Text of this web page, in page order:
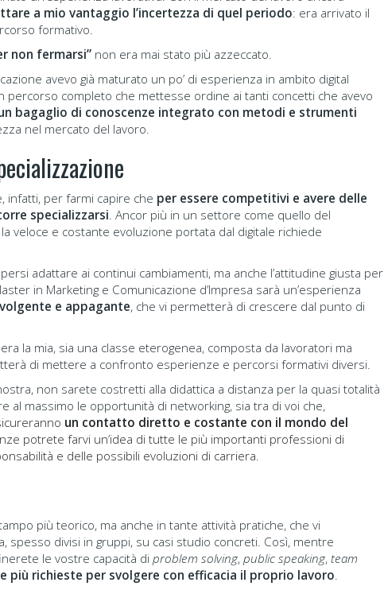
a mio vantaggio l’incertezza di quel periodo: era arrivato il
formativo.
non fermarsi” non era mai stato più azzeccato.
avevo già maturato un po’ di esperienza in ambito digital
percorso completo che mettesse ordine ai tanti concetti che avevo
bagaglio di conoscenze integrato con metodi e strumenti
nel mercato del lavoro.
infatti, per farmi capire che per essere competitivi e avere delle
specializzarsi . Ancor più in un settore come quello del
veloce e costante evoluzione portata dal digitale richiede
adattare ai continui cambiamenti, ma anche l’attitudine giusta per
in Marketing e Comunicazione d’Impresa sarà un’esperienza
e appagante, che vi permetterà di crescere dal punto di
la mia, sia una classe eterogenea, composta da lavoratori ma
di mettere a confronto esperienze e percorsi formativi diversi.
non sarete costretti alla didattica a distanza per la quasi totalità
al massimo le opportunità di networking, sia tra di voi che,
un contatto diretto e costante con il mondo del
potrete farvi un’idea di tutte le più importanti professioni di
e delle possibili evoluzioni di carriera.
più teorico, ma anche in tante attività pratiche, che vi
spesso divisi in gruppi, su casi studio concreti. Così, mentre
le vostre capacità di problem solving, public speaking, team
più richieste per svolgere con efficacia il proprio lavoro